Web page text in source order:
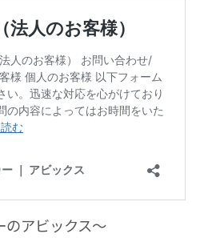
のアビックス～